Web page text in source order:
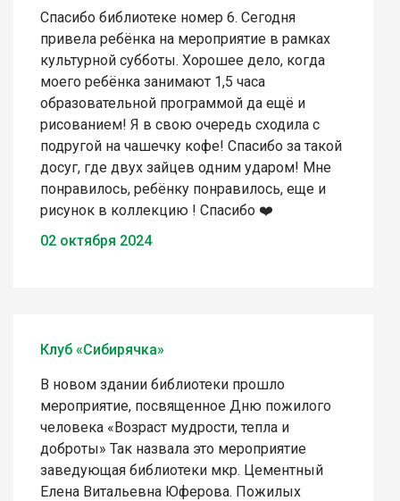
Спасибо библиотеке номер 6. Сегодня
привела ребёнка на мероприятие в рамках
культурной субботы. Хорошее дело, когда
моего ребёнка занимают 1,5 часа
образовательной программой да ещё и
рисованием! Я в свою очередь сходила с
подругой на чашечку кофе! Спасибо за такой
досуг, где двух зайцев одним ударом! Мне
понравилось, ребёнку понравилось, еще и
рисунок в коллекцию ! Спасибо ❤️
02 октября 2024
Клуб «Сибирячка»
В новом здании библиотеки прошло
мероприятие, посвященное Дню пожилого
человека «Возраст мудрости, тепла и
доброты» Так назвала это мероприятие
заведующая библиотеки мкр. Цементный
Елена Витальевна Юферова. Пожилых